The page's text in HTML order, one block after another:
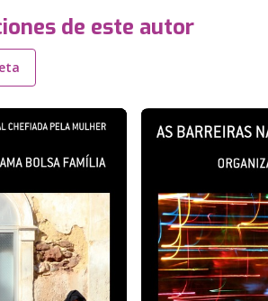
de este autor